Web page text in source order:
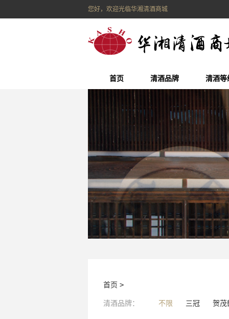
您好，欢迎光临华湘清酒商城
首页 清酒品牌 清酒等
首页 >
清酒品牌： 不限 三冠 贺茂